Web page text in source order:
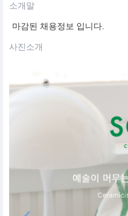
소개말
마감된 채용정보 입니다.
사진소개